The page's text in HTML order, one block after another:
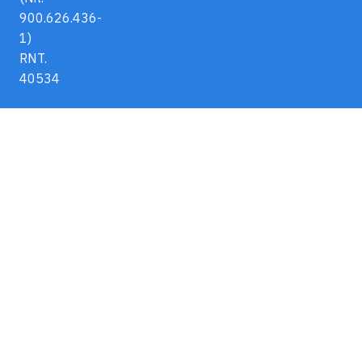
900.626.436-
1)
RNT.
40534